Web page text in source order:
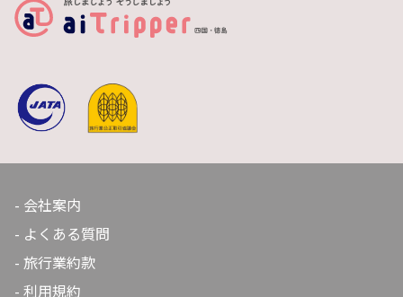
会社案内
よくある質問
旅行業約款
利用規約